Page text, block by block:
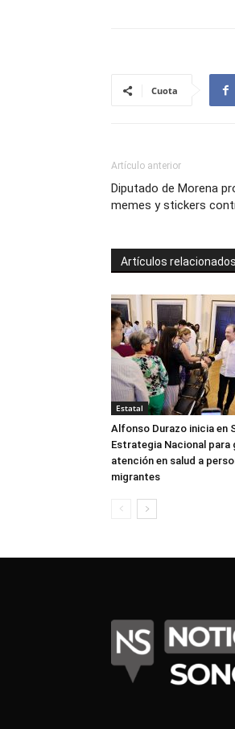
Cuota
Artículo anterior
Diputado de Morena
memes y stickers
Artículos relacionados
Estatal
Alfonso Durazo inicia en
Estrategia Nacional para
atención en salud a
migrantes